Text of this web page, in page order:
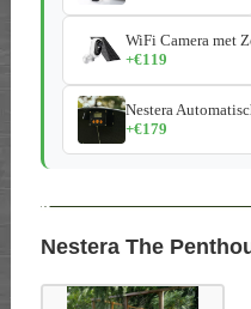
WiFi Camera met
+€119
Nestera
+€179
--
Nestera The